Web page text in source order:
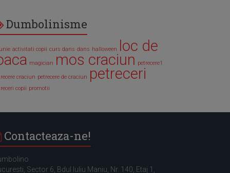
Dumbolinisme
activitati copii curs dans dans halloween loc de
magician mos craciun petrecere1
craciun petrecere de craciun petreceri
copii promotii
Contacteaza-ne!
Sector 6, Bdul Iuliu Maniu, Nr. 140, Etaj 1,